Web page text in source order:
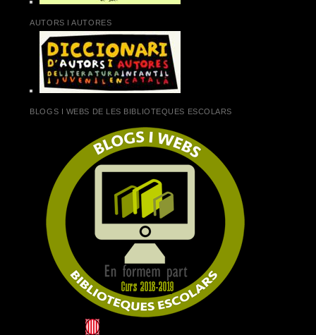
AUTORS I AUTORES
BLOGS I WEBS DE LES BIBLIOTEQUES ESCOLARS